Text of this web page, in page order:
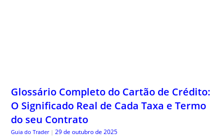
Glossário Completo do Cartão de Crédito:
O Significado Real de Cada Taxa e Termo
do seu Contrato
Guia do Trader | 29 de outubro de 2025